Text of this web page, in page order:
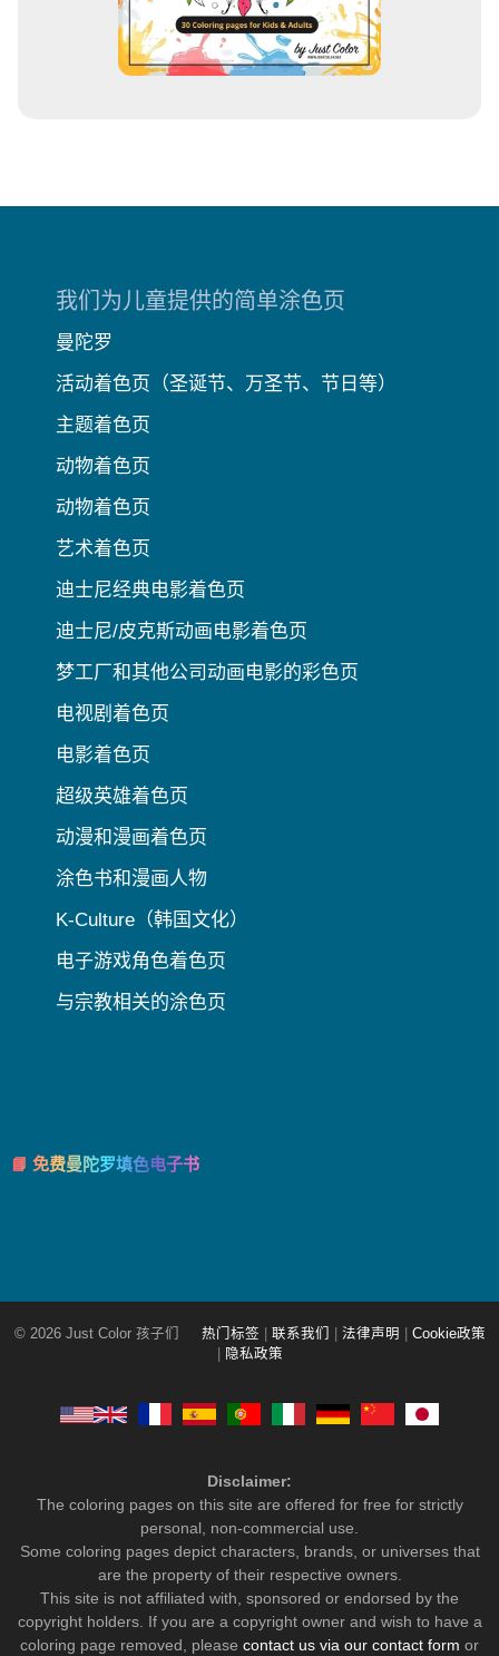
我们为儿童提供的简单涂色页
曼陀罗
活动着色页（圣诞节、万圣节、节日等）
主题着色页
动物着色页
动物着色页
艺术着色页
迪士尼经典电影着色页
迪士尼/皮克斯动画电影着色页
梦工厂和其他公司动画电影的彩色页
电视剧着色页
电影着色页
超级英雄着色页
动漫和漫画着色页
涂色书和漫画人物
K-Culture（韩国文化）
电子游戏角色着色页
与宗教相关的涂色页
📘 免费曼陀罗填色电子书
© 2026 Just Color 孩子们 热门标签 联系我们 法律声明
Cookie政策
隐私政策
Disclaimer:
The coloring pages on this site are offered for free for strictly
personal, non-commercial use.
Some coloring pages depict characters, brands, or universes that
are the property of their respective owners.
This site is not affiliated with, sponsored or endorsed by the
copyright holders. If you are a copyright owner and wish to have a
coloring page removed, please contact us via our contact form or